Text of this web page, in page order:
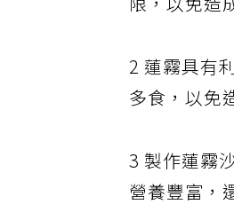
限，以免造
2 蓮霧具有
多食，以免
3 製作蓮霧
營養豐富，